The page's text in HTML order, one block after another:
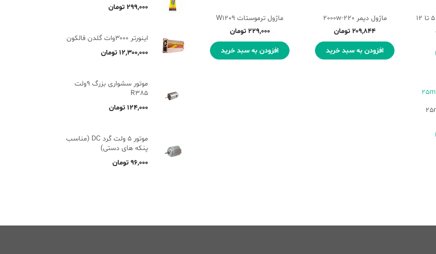
بردفلش خور بلوتوث دار ۵ تا ۱۲
ماژول دیمر 2000w-220
۲۰۹,۸۴۴ تومان
افزودن به سبد خرید
ماژول ترموستات W1209
۲۲۹,۰۰۰ تومان
افزودن به سبد خرید
۲۹۹,۰۰۰ تومان
اینورتر ۳۰۰۰وات گلدن فالکون
۱۲,۳۰۰,۰۰۰ تومان
موتور سشواری بزرگ 9ولت
R385
۱۲۴,۰۰۰ تومان
موتور 5 ولت گرد DC (مناسب
پنکه های دستی)
۹۶,۰۰۰ تومان